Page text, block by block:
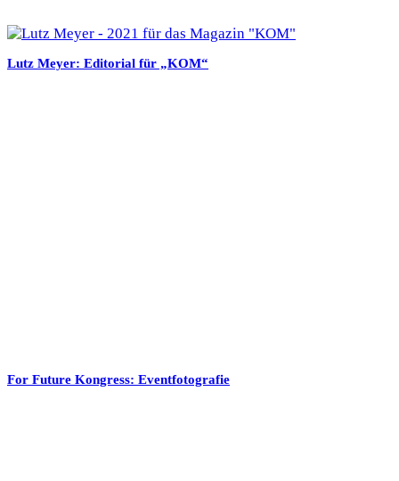
Lutz Meyer: Editorial für „KOM“
For Future Kongress: Eventfotografie